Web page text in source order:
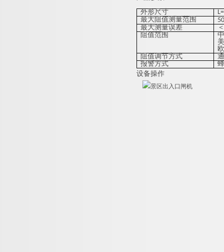
外形尺寸
最大阻值测量范围
5
最大测量误差
阻值范围
阻值调节方式
报警方式
设备操作